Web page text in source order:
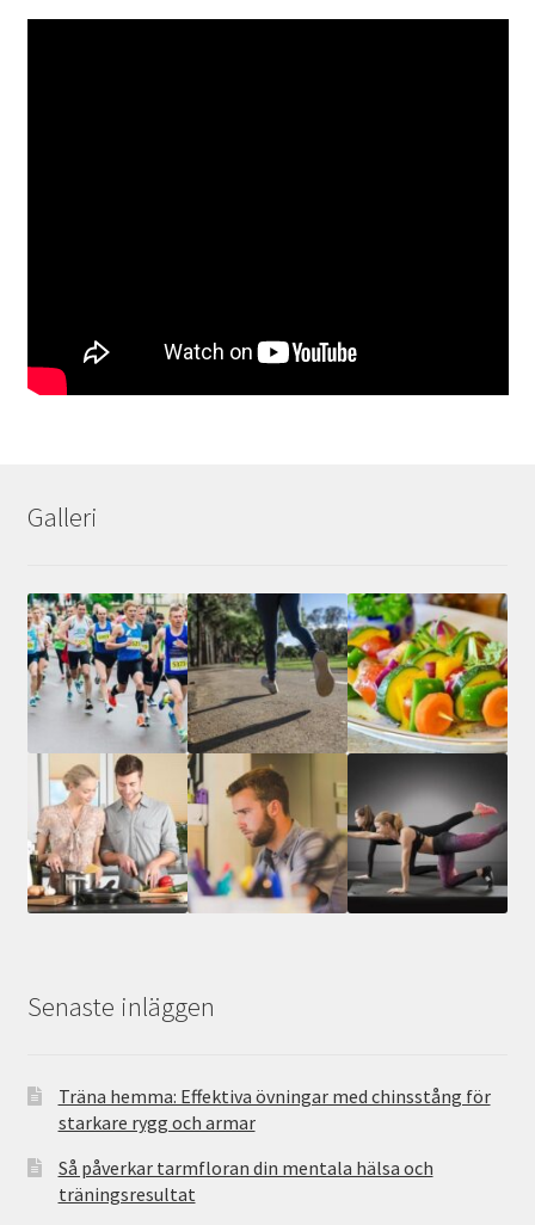
Galleri
Senaste inläggen
Träna hemma: Effektiva övningar med chinsstång för
starkare rygg och armar
Så påverkar tarmfloran din mentala hälsa och
träningsresultat